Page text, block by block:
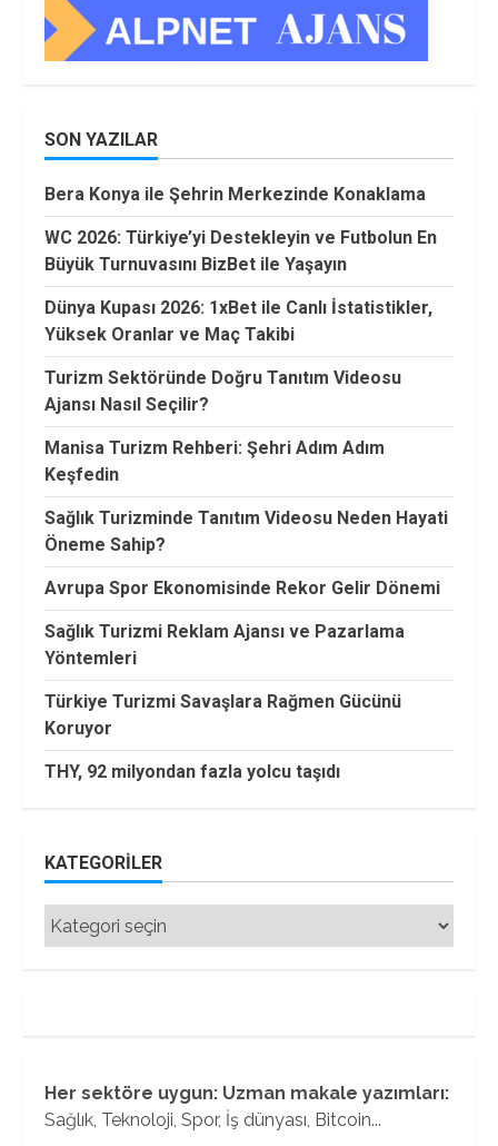
SON YAZILAR
Bera Konya ile Şehrin Merkezinde Konaklama
WC 2026: Türkiye’yi Destekleyin ve Futbolun En
Büyük Turnuvasını BizBet ile Yaşayın
Dünya Kupası 2026: 1xBet ile Canlı İstatistikler,
Yüksek Oranlar ve Maç Takibi
Turizm Sektöründe Doğru Tanıtım Videosu
Ajansı Nasıl Seçilir?
Manisa Turizm Rehberi: Şehri Adım Adım
Keşfedin
Sağlık Turizminde Tanıtım Videosu Neden Hayati
Öneme Sahip?
Avrupa Spor Ekonomisinde Rekor Gelir Dönemi
Sağlık Turizmi Reklam Ajansı ve Pazarlama
Yöntemleri
Türkiye Turizmi Savaşlara Rağmen Gücünü
Koruyor
THY, 92 milyondan fazla yolcu taşıdı
KATEGORILER
Kategoriler
Her sektöre uygun: Uzman makale yazımları:
Sağlık, Teknoloji, Spor, İş dünyası, Bitcoin...